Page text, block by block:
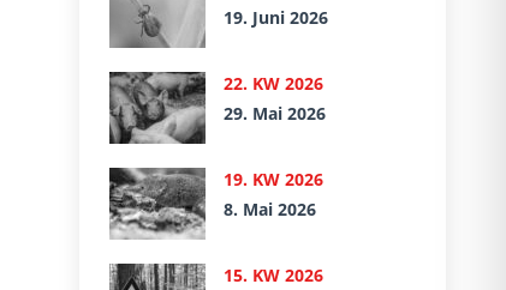
19. Juni 2026
22. KW 2026
29. Mai 2026
19. KW 2026
8. Mai 2026
15. KW 2026